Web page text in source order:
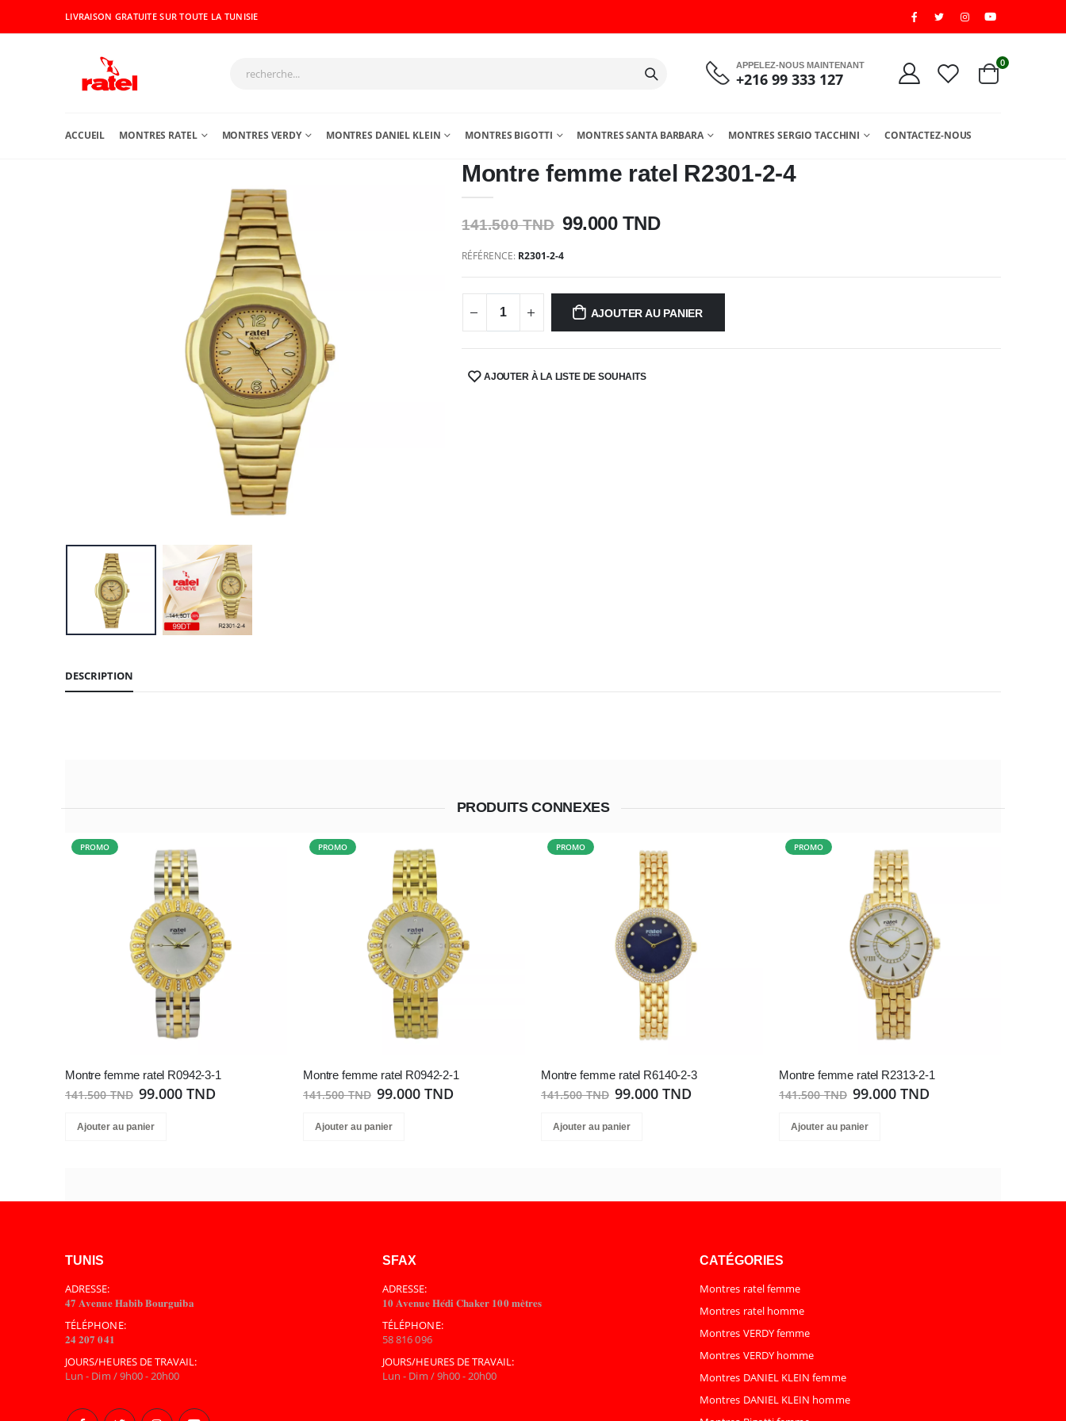
LIVRAISON GRATUITE SUR TOUTE LA TUNISIE
APPELEZ-NOUS MAINTENANT
+216 99 333 127
0
ACCUEIL MONTRES RATEL MONTRES VERDY MONTRES DANIEL KLEIN MONTRES BIGOTTI MONTRES SANTA BARBARA MONTRES SERGIO TACCHINI CONTACTEZ-NOUS
Montre femme ratel R2301-2-4
141.500 TND 99.000 TND
RÉFÉRENCE: R2301-2-4
AJOUTER AU PANIER
SHARE:AJOUTER À LA LISTE DE SOUHAITS
DESCRIPTION
PRODUITS CONNEXES
PROMO
Montre femme ratel R0942-3-1
141.500 TND 99.000 TND
Ajouter au panier
PROMO
Montre femme ratel R0942-2-1
141.500 TND 99.000 TND
Ajouter au panier
PROMO
Montre femme ratel R6140-2-3
141.500 TND 99.000 TND
Ajouter au panier
PROMO
Montre femme ratel R2313-2-1
141.500 TND 99.000 TND
Ajouter au panier
TUNIS
ADRESSE:
𝟒𝟕 𝐀𝐯𝐞𝐧𝐮𝐞 𝐇𝐚𝐛𝐢𝐛 𝐁𝐨𝐮𝐫𝐠𝐮𝐢𝐛𝐚
TÉLÉPHONE:
𝟐𝟒 𝟐𝟎𝟕 𝟎𝟒𝟏
JOURS/HEURES DE TRAVAIL:
Lun - Dim / 9h00 - 20h00
SFAX
ADRESSE:
𝟏𝟎 𝐀𝐯𝐞𝐧𝐮𝐞 𝐇𝐞́𝐝𝐢 𝐂𝐡𝐚𝐤𝐞𝐫 𝟏𝟎𝟎 𝐦𝐞̀𝐭𝐫𝐞𝐬
TÉLÉPHONE:
58 816 096
JOURS/HEURES DE TRAVAIL:
Lun - Dim / 9h00 - 20h00
CATÉGORIES
Montres ratel femme
Montres ratel homme
Montres VERDY femme
Montres VERDY homme
Montres DANIEL KLEIN femme
Montres DANIEL KLEIN homme